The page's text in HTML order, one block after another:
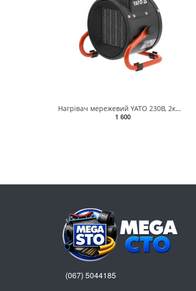
Нагрівач мережевий YATO 230В, 2кВт,обігрів S≤ 20 м² реж- 25/1000/2000 Вт YT-99700
1 600
(067) 5044185